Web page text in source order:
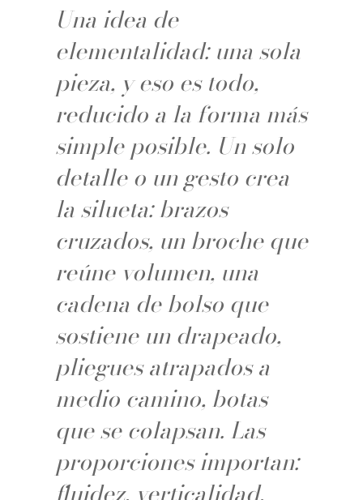
Una idea de
elementalidad: una sola
pieza, y eso es todo,
reducido a la forma más
simple posible. Un solo
detalle o un gesto crea
la silueta: brazos
cruzados, un broche que
reúne volumen, una
cadena de bolso que
sostiene un drapeado,
pliegues atrapados a
medio camino, botas
que se colapsan. Las
proporciones importan:
fluidez, verticalidad,